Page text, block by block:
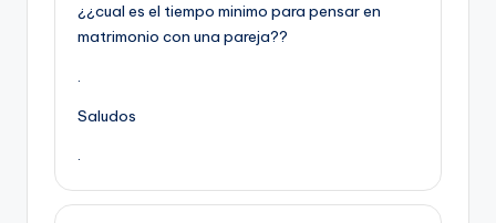
¿¿cual es el tiempo minimo para pensar en
matrimonio con una pareja??
.
Saludos
.